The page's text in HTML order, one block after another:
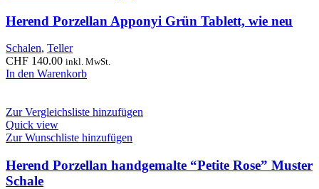
Herend Porzellan Apponyi Grün Tablett, wie neu
Schalen, Teller
CHF 140.00 inkl. MwSt.
In den Warenkorb
Zur Vergleichsliste hinzufügen
Quick view
Zur Wunschliste hinzufügen
Herend Porzellan handgemalte “Petite Rose” Muster
Schale